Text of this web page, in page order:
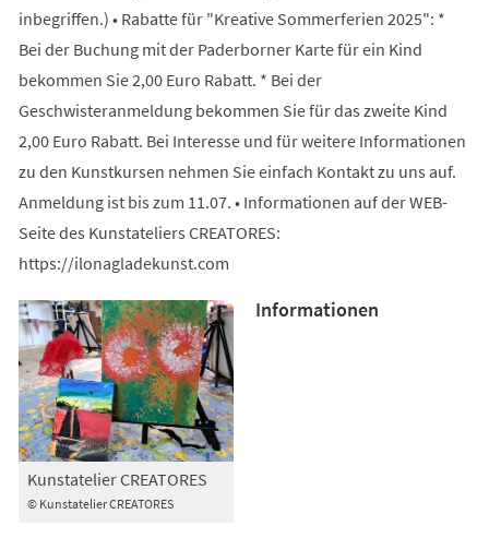
inbegriffen.) • Rabatte für "Kreative Sommerferien 2025": *
Bei der Buchung mit der Paderborner Karte für ein Kind
bekommen Sie 2,00 Euro Rabatt. * Bei der
Geschwisteranmeldung bekommen Sie für das zweite Kind
2,00 Euro Rabatt. Bei Interesse und für weitere Informationen
zu den Kunstkursen nehmen Sie einfach Kontakt zu uns auf.
Anmeldung ist bis zum 11.07. • Informationen auf der WEB-
Seite des Kunstateliers CREATORES:
https://ilonagladekunst.com
© Kunstatelier CREATORES
Kunstatelier CREATORES
Informationen